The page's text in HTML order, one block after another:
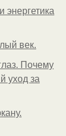
век.
Почему
уход за